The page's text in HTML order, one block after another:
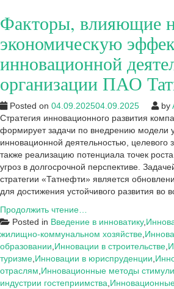
Факторы, влияющие
экономическую
инновационной
организации ПАО
Posted on 04.09.202504.09.2025 by
Стратегия инновационного развития
формирует задачи по внедрению модели
инновационной деятельностью, целевого
также реализацию потенциала точек
угроз в долгосрочной перспективе.
стратегии «Татнефти» является
для достижения устойчивого развития во
Продолжить чтение…
влияющие
на
экономическую
эффективность
инновационной
деятельности
Posted in Введение в инноватику,
жилищно-коммунальном хозяйстве
образовании Инновации в строительстве
туризме Инновации в юриспруденции
отраслям Инновационные методы
индустрии гостеприимства